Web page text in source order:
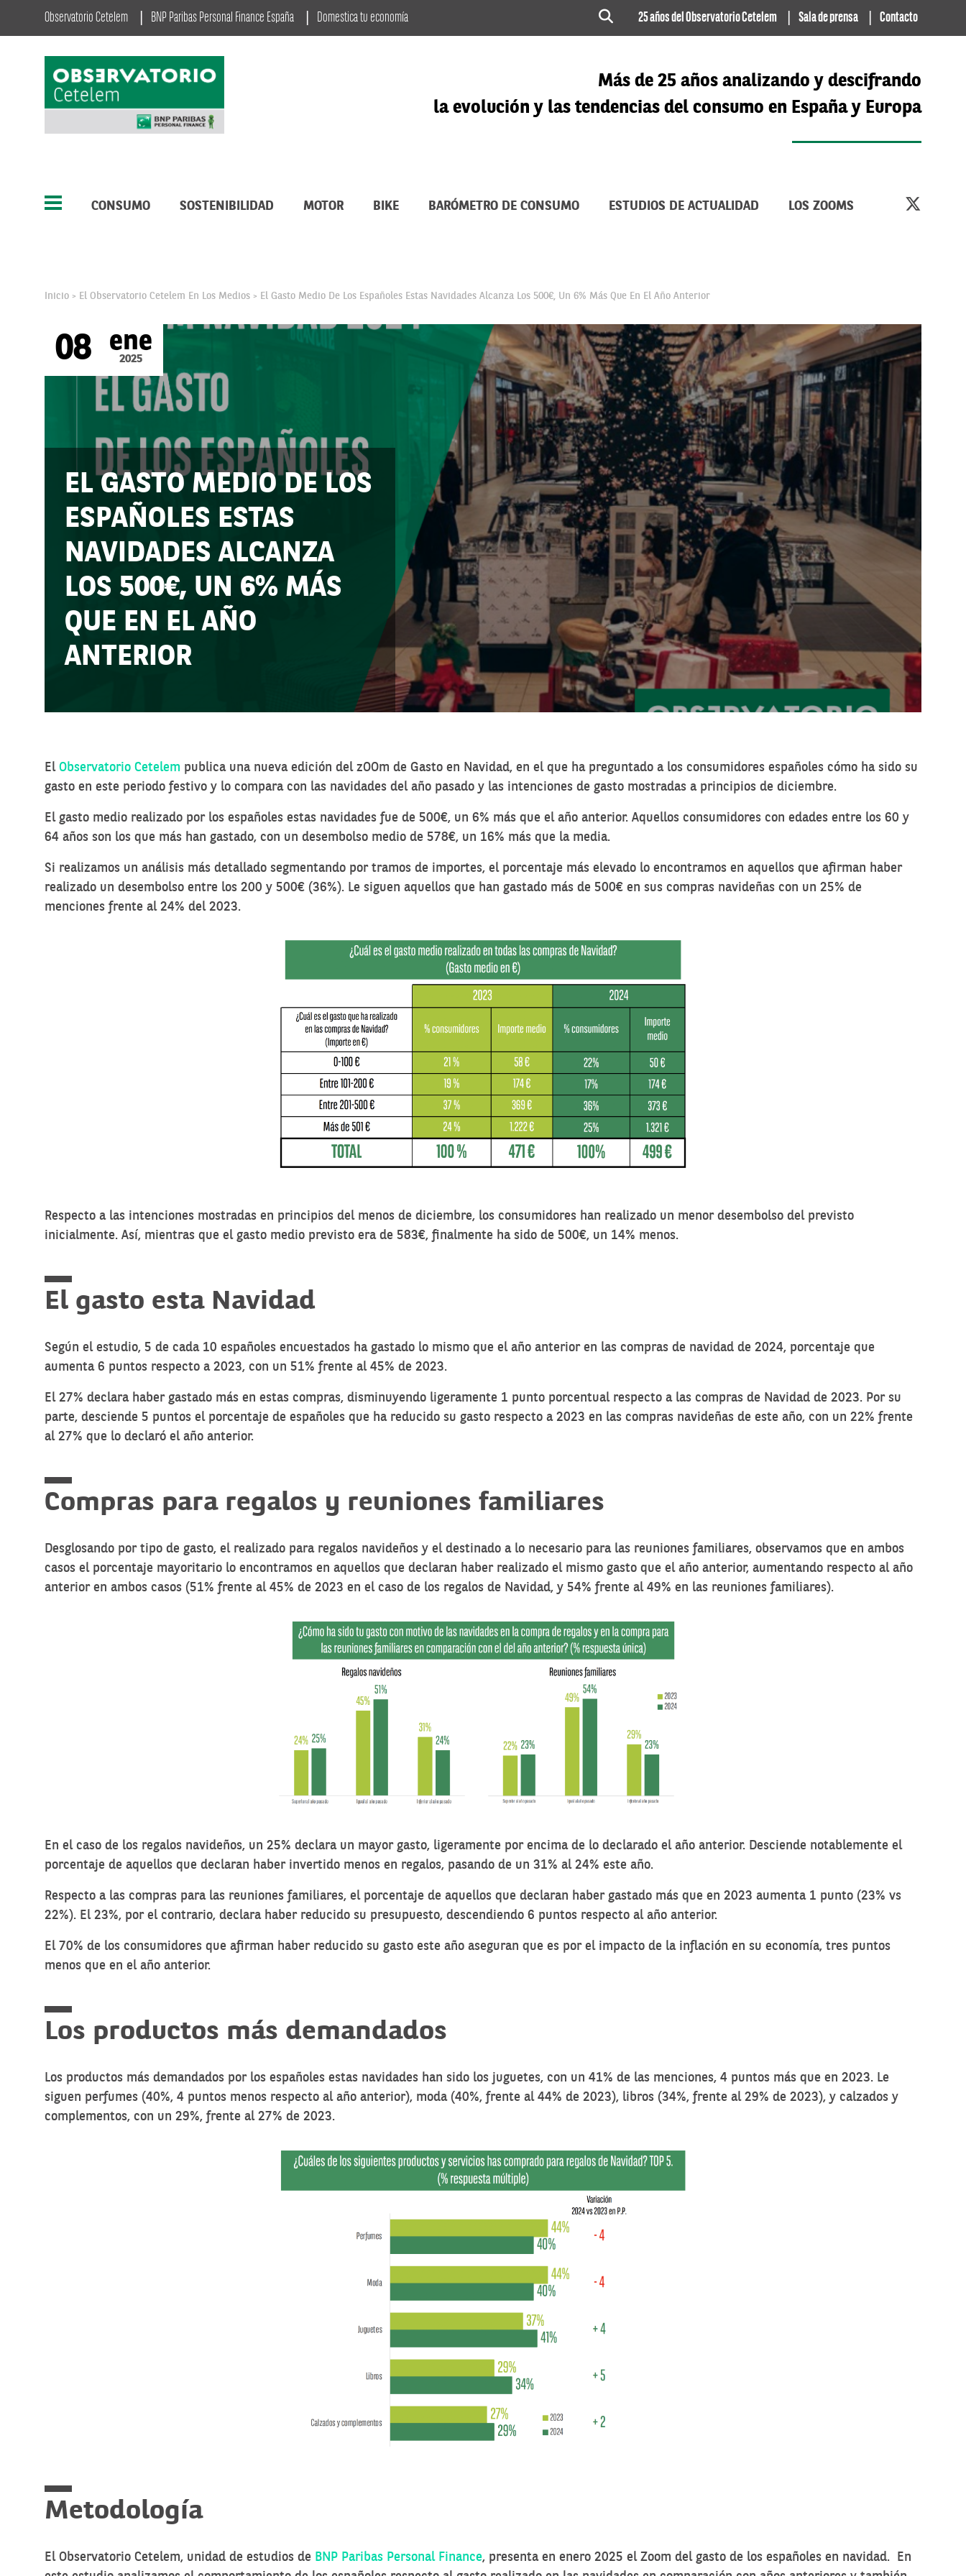
Observatorio Cetelem BNP Paribas Personal Finance España Domestica tu economía 25 años del Observatorio Cetelem Sala de prensa Contacto
Más de 25 años analizando y descifrando
la evolución y las tendencias del consumo en España y Europa
CONSUMO SOSTENIBILIDAD MOTOR BIKE BARÓMETRO DE CONSUMO ESTUDIOS DE ACTUALIDAD LOS ZOOMS
Inicio > El Observatorio Cetelem En Los Medios > El Gasto Medio De Los Españoles Estas Navidades Alcanza Los 500€, Un 6% Más Que En El Año Anterior
EL GASTO MEDIO DE LOS
ESPAÑOLES ESTAS
NAVIDADES ALCANZA
LOS 500€, UN 6% MÁS
QUE EN EL AÑO
ANTERIOR
08 ene
2025
El Observatorio Cetelem publica una nueva edición del zOOm de Gasto en Navidad, en el que ha preguntado a los consumidores españoles cómo ha sido su
gasto en este periodo festivo y lo compara con las navidades del año pasado y las intenciones de gasto mostradas a principios de diciembre.
El gasto medio realizado por los españoles estas navidades fue de 500€, un 6% más que el año anterior. Aquellos consumidores con edades entre los 60 y
64 años son los que más han gastado, con un desembolso medio de 578€, un 16% más que la media.
Si realizamos un análisis más detallado segmentando por tramos de importes, el porcentaje más elevado lo encontramos en aquellos que afirman haber
realizado un desembolso entre los 200 y 500€ (36%). Le siguen aquellos que han gastado más de 500€ en sus compras navideñas con un 25% de
menciones frente al 24% del 2023.
Respecto a las intenciones mostradas en principios del menos de diciembre, los consumidores han realizado un menor desembolso del previsto
inicialmente. Así, mientras que el gasto medio previsto era de 583€, finalmente ha sido de 500€, un 14% menos.
El gasto esta Navidad
Según el estudio, 5 de cada 10 españoles encuestados ha gastado lo mismo que el año anterior en las compras de navidad de 2024, porcentaje que
aumenta 6 puntos respecto a 2023, con un 51% frente al 45% de 2023.
El 27% declara haber gastado más en estas compras, disminuyendo ligeramente 1 punto porcentual respecto a las compras de Navidad de 2023. Por su
parte, desciende 5 puntos el porcentaje de españoles que ha reducido su gasto respecto a 2023 en las compras navideñas de este año, con un 22% frente
al 27% que lo declaró el año anterior.
Compras para regalos y reuniones familiares
Desglosando por tipo de gasto, el realizado para regalos navideños y el destinado a lo necesario para las reuniones familiares, observamos que en ambos
casos el porcentaje mayoritario lo encontramos en aquellos que declaran haber realizado el mismo gasto que el año anterior, aumentando respecto al año
anterior en ambos casos (51% frente al 45% de 2023 en el caso de los regalos de Navidad, y 54% frente al 49% en las reuniones familiares).
En el caso de los regalos navideños, un 25% declara un mayor gasto, ligeramente por encima de lo declarado el año anterior. Desciende notablemente el
porcentaje de aquellos que declaran haber invertido menos en regalos, pasando de un 31% al 24% este año.
Respecto a las compras para las reuniones familiares, el porcentaje de aquellos que declaran haber gastado más que en 2023 aumenta 1 punto (23% vs
22%). El 23%, por el contrario, declara haber reducido su presupuesto, descendiendo 6 puntos respecto al año anterior.
El 70% de los consumidores que afirman haber reducido su gasto este año aseguran que es por el impacto de la inflación en su economía, tres puntos
menos que en el año anterior.
Los productos más demandados
Los productos más demandados por los españoles estas navidades han sido los juguetes, con un 41% de las menciones, 4 puntos más que en 2023. Le
siguen perfumes (40%, 4 puntos menos respecto al año anterior), moda (40%, frente al 44% de 2023), libros (34%, frente al 29% de 2023), y calzados y
complementos, con un 29%, frente al 27% de 2023.
Metodología
El Observatorio Cetelem, unidad de estudios de BNP Paribas Personal Finance, presenta en enero 2025 el Zoom del gasto de los españoles en navidad. En